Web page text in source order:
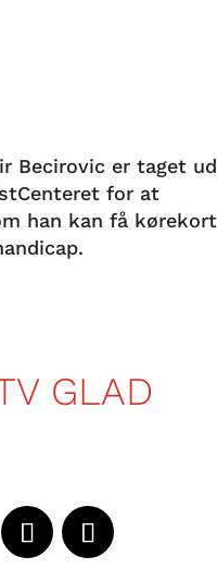
Becirovic er taget
for at
han kan få
GLAD